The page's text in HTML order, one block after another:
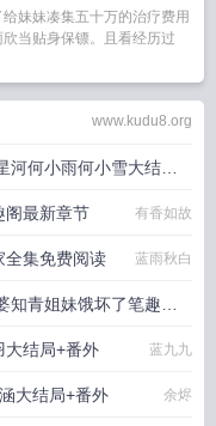
妹妹凑集五十万的治疗费用
当贴身保镖。且看经历过
www.kudu8.org
何小雨何小雪大结局
小扑街
阁最新章节 有香如故
全集免费阅读 蓝雨秋白
青姐妹饿坏了笔趣阁
小扑街
大结局+番外 蓝九九
大结局+番外 余烬